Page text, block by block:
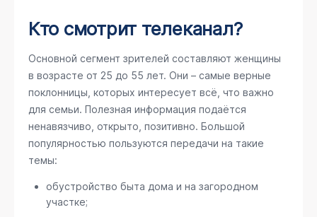
Кто смотрит телеканал?
Основной сегмент зрителей составляют женщины
в возрасте от 25 до 55 лет. Они – самые верные
поклонницы, которых интересует всё, что важно
для семьи. Полезная информация подаётся
ненавязчиво, открыто, позитивно. Большой
популярностью пользуются передачи на такие
темы:
обустройство быта дома и на загородном
участке;